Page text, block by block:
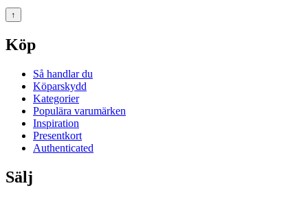
↑
Köp
Så handlar du
Köparskydd
Kategorier
Populära varumärken
Inspiration
Presentkort
Authenticated
Sälj